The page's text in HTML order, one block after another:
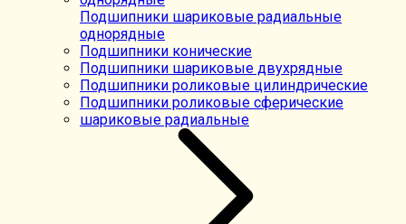
Подшипники шариковые радиальные
однорядные
Подшипники конические
Подшипники шариковые двухрядные
Подшипники роликовые цилиндрические
Подшипники роликовые сферические
шариковые радиальные